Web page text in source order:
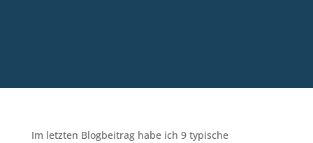
Im letzten Blogbeitrag habe ich 9 typische